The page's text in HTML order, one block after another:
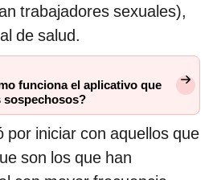
trabajadores sexuales),
de salud.
funciona el aplicativo que
sospechosos?
por iniciar con aquellos que
son los que han